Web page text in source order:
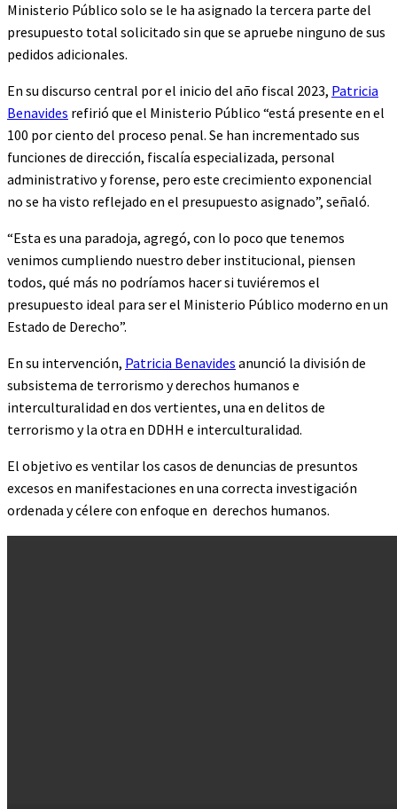
Ministerio Público solo se le ha asignado la tercera parte del
presupuesto total solicitado sin que se apruebe ninguno de sus
pedidos adicionales.
En su discurso central por el inicio del año fiscal 2023, Patricia
Benavides refirió que el Ministerio Público “está presente en el
100 por ciento del proceso penal. Se han incrementado sus
funciones de dirección, fiscalía especializada, personal
administrativo y forense, pero este crecimiento exponencial
no se ha visto reflejado en el presupuesto asignado”, señaló.
“Esta es una paradoja, agregó, con lo poco que tenemos
venimos cumpliendo nuestro deber institucional, piensen
todos, qué más no podríamos hacer si tuviéremos el
presupuesto ideal para ser el Ministerio Público moderno en un
Estado de Derecho”.
En su intervención, Patricia Benavides anunció la división de
subsistema de terrorismo y derechos humanos e
interculturalidad en dos vertientes, una en delitos de
terrorismo y la otra en DDHH e interculturalidad.
El objetivo es ventilar los casos de denuncias de presuntos
excesos en manifestaciones en una correcta investigación
ordenada y célere con enfoque en derechos humanos.